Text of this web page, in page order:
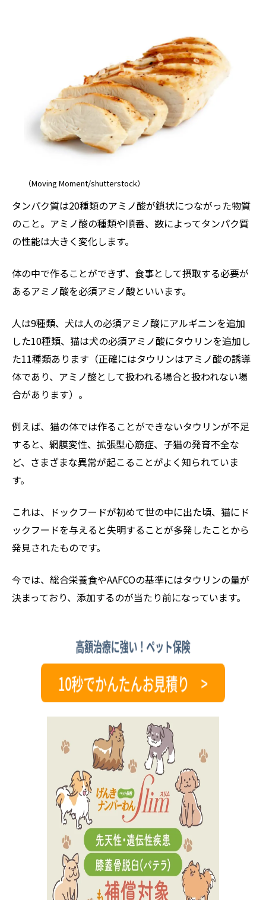
（Moving Moment/shutterstock）
タンパク質は20種類のアミノ酸が鎖状につながった物質
のこと。アミノ酸の種類や順番、数によってタンパク質
の性能は大きく変化します。
体の中で作ることができず、食事として摂取する必要が
あるアミノ酸を必須アミノ酸といいます。
人は9種類、犬は人の必須アミノ酸にアルギニンを追加
した10種類、猫は犬の必須アミノ酸にタウリンを追加し
た11種類あります（正確にはタウリンはアミノ酸の誘導
体であり、アミノ酸として扱われる場合と扱われない場
合があります）。
例えば、猫の体では作ることができないタウリンが不足
すると、網膜変性、拡張型心筋症、子猫の発育不全な
ど、さまざまな異常が起こることがよく知られていま
す。
これは、ドックフードが初めて世の中に出た頃、猫にド
ックフードを与えると失明することが多発したことから
発見されたものです。
今では、総合栄養食やAAFCOの基準にはタウリンの量が
決まっており、添加するのが当たり前になっています。